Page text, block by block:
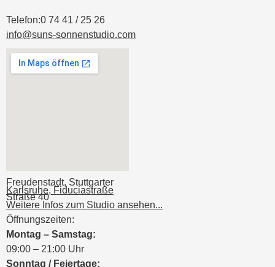
Telefon:0 74 41 / 25 26
info@suns-sonnenstudio.com
Freudenstadt, Stuttgarter
Straße 40
Karlsruhe, Fiduciastraße
Weitere Infos zum Studio ansehen...
Öffnungszeiten:
Montag – Samstag:
09:00 – 21:00 Uhr
Sonntag / Feiertage: